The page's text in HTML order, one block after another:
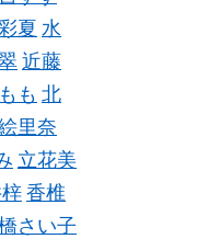
夏 水
近藤
も 北
里奈
立花美
香椎
さい子